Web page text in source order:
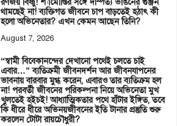
থামছেই না! ব্যক্তিগত জীবনে চাপ বাড়তেই হঠাৎ কী
হলো অভিনেতার? এখন কেমন আছেন তিনি?
August 7, 2026
“স্বামী বিবেকানন্দের দেখানো পথেই চলতে চাই
এবার…” ব্যতিক্রমী জীবনদর্শন আর জীবনযাপনের
ভাবনায় বারবার মুগ্ধ করেন, এবারও তার ব্যতিক্রম হল
না! পরবর্তী জীবনের পরিকল্পনা নিয়ে অভিনেতা মুখ
খুলতেই হইচই! আধ্যাত্মিকতার পথে হাঁটার ইঙ্গিত, তবে
কি ধীরে ধীরে অভিনয়জীবনের ইতি টানার প্রস্তুতি শুরু
করলেন টোটা রায়চৌধুরী?